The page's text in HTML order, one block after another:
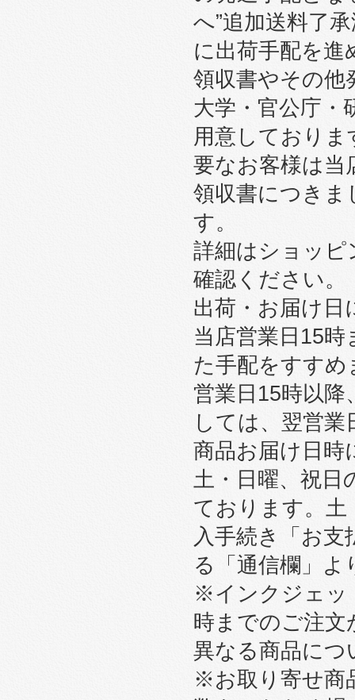
へ”追加送料了
に出荷手配を進
領収書やその他
大学・官公庁・
用意しておりま
要なお客様は当
領収書につきま
す。
詳細はショッ
確認ください。
出荷・お届け日
当店営業日15
た手配をすすめ
営業日15時以
しては、翌営
商品お届け日時
土・日曜、祝日
ております。土
入手続き「お
る「通信欄」
※インクジェッ
時までのご注文
異なる商品につ
※お取り寄せ商